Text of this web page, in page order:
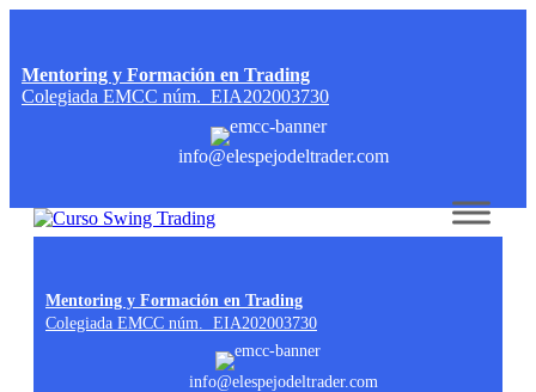
Mentoring y Formación en Trading
Colegiada EMCC núm. EIA202003730
info@elespejodeltrader.com
Mentoring y Formación en Trading
Colegiada EMCC núm. EIA202003730
info@elespejodeltrader.com